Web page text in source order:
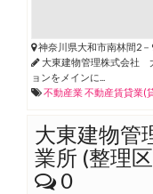
神奈川県大和市南林間2
大東建物管理株式会社
ョンをメインに...
不動産業不動産賃貸業(
大東建物
業所 (整理
0